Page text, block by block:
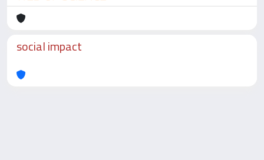
social impact